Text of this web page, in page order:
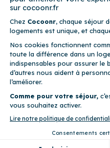
location–CGU – Politique
Cocoonr est conçu et